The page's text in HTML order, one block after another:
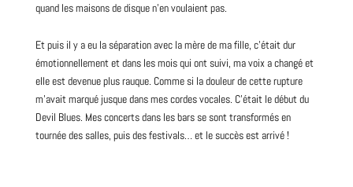
quand les maisons de disque n’en voulaient pas.
Et puis il y a eu la séparation avec la mère de ma fille, c’était dur
émotionnellement et dans les mois qui ont suivi, ma voix a changé et
elle est devenue plus rauque. Comme si la douleur de cette rupture
m’avait marqué jusque dans mes cordes vocales. C’était le début du
Devil Blues. Mes concerts dans les bars se sont transformés en
tournée des salles, puis des festivals… et le succès est arrivé !